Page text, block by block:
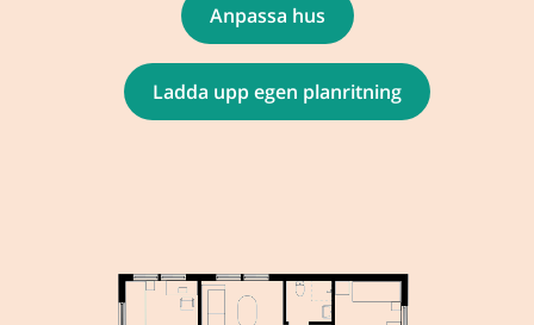
Anpassa hus
Ladda upp egen planritning